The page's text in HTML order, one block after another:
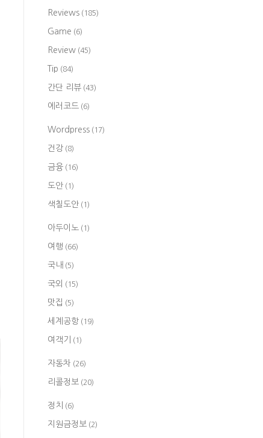
Reviews (185)
Game (6)
Review (45)
Tip (84)
간단 리뷰 (43)
에러코드 (6)
Wordpress (17)
건강 (8)
금융 (16)
도안 (1)
색칠도안 (1)
아두이노 (1)
여행 (66)
국내 (5)
국외 (15)
맛집 (5)
세계공항 (19)
여객기 (1)
자동차 (26)
리콜정보 (20)
정치 (6)
지원금정보 (2)